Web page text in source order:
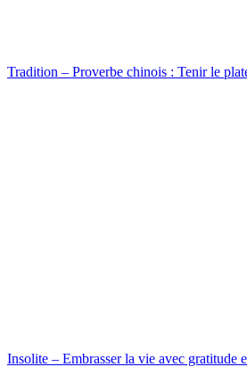
Tradition – Proverbe chinois : Tenir le
Insolite – Embrasser la vie avec gratitude